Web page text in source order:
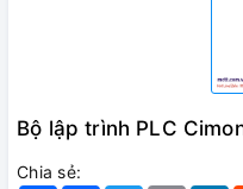
Bộ lập trình PLC
Chia sẻ: